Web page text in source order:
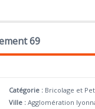
69
Catégorie : Bricolage et
Ville :Agglomération